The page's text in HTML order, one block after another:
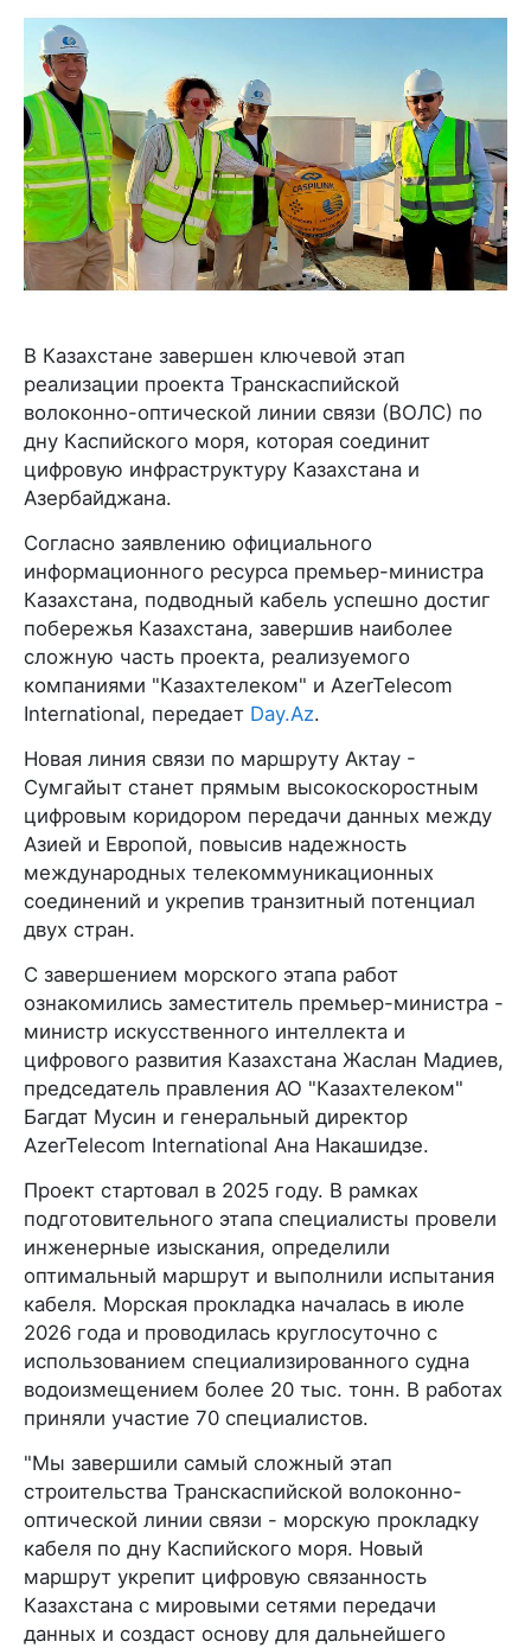
В Казахстане завершен ключевой этап
реализации проекта Транскаспийской
волоконно-оптической линии связи (ВОЛС) по
дну Каспийского моря, которая соединит
цифровую инфраструктуру Казахстана и
Азербайджана.
Согласно заявлению официального
информационного ресурса премьер-министра
Казахстана, подводный кабель успешно достиг
побережья Казахстана, завершив наиболее
сложную часть проекта, реализуемого
компаниями "Казахтелеком" и AzerTelecom
International, передает Day.Az.
Новая линия связи по маршруту Актау -
Сумгайыт станет прямым высокоскоростным
цифровым коридором передачи данных между
Азией и Европой, повысив надежность
международных телекоммуникационных
соединений и укрепив транзитный потенциал
двух стран.
С завершением морского этапа работ
ознакомились заместитель премьер-министра -
министр искусственного интеллекта и
цифрового развития Казахстана Жаслан Мадиев,
председатель правления АО "Казахтелеком"
Багдат Мусин и генеральный директор
AzerTelecom International Ана Накашидзе.
Проект стартовал в 2025 году. В рамках
подготовительного этапа специалисты провели
инженерные изыскания, определили
оптимальный маршрут и выполнили испытания
кабеля. Морская прокладка началась в июле
2026 года и проводилась круглосуточно с
использованием специализированного судна
водоизмещением более 20 тыс. тонн. В работах
приняли участие 70 специалистов.
"Мы завершили самый сложный этап
строительства Транскаспийской волоконно-
оптической линии связи - морскую прокладку
кабеля по дну Каспийского моря. Новый
маршрут укрепит цифровую связанность
Казахстана с мировыми сетями передачи
данных и создаст основу для дальнейшего